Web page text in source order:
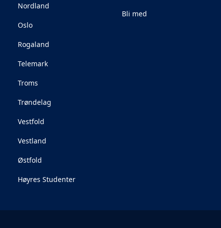
Nordland
Oslo
Rogaland
Telemark
Troms
Trøndelag
Vestfold
Vestland
Østfold
Høyres Studenter
Bli med